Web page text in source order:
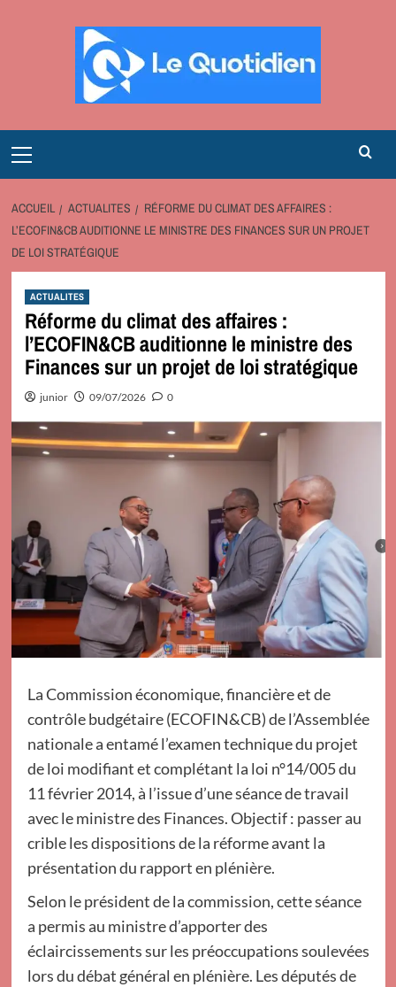
Menu
ACCUEIL ACTUALITES
RÉFORME DU CLIMAT DES AFFAIRES :
L’ECOFIN&CB AUDITIONNE LE MINISTRE DES FINANCES SUR UN PROJET
DE LOI STRATÉGIQUE
ACTUALITES
Réforme du climat des affaires :
l’ECOFIN&CB auditionne le ministre des
Finances sur un projet de loi stratégique
junior 09/07/2026 0
La Commission économique, financière et de
contrôle budgétaire (ECOFIN&CB) de l’Assemblée
nationale a entamé l’examen technique du projet
de loi modifiant et complétant la loi n°14/005 du
11 février 2014, à l’issue d’une séance de travail
avec le ministre des Finances. Objectif : passer au
crible les dispositions de la réforme avant la
présentation du rapport en plénière.
Selon le président de la commission, cette séance
a permis au ministre d’apporter des
éclaircissements sur les préoccupations soulevées
lors du débat général en plénière. Les députés de